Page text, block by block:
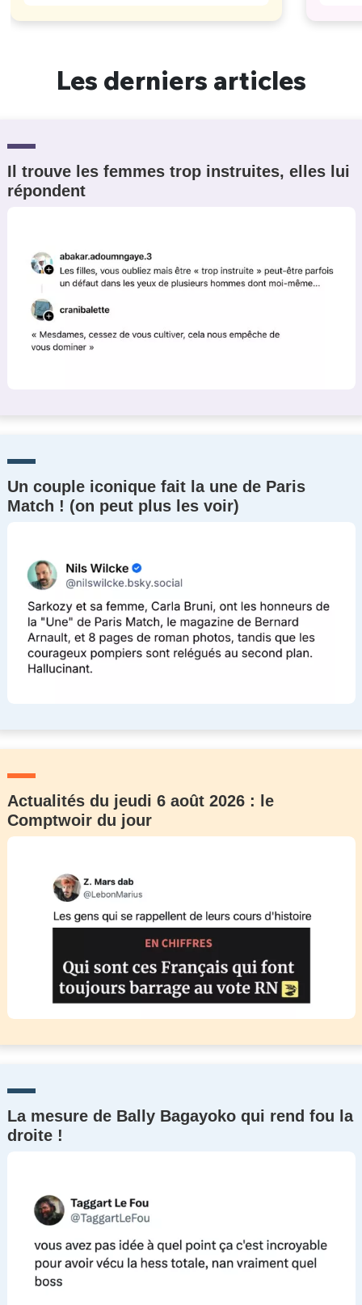
Les derniers articles
Il trouve les femmes trop instruites, elles lui
répondent
Un couple iconique fait la une de Paris
Match ! (on peut plus les voir)
Actualités du jeudi 6 août 2026 : le
Comptwoir du jour
La mesure de Bally Bagayoko qui rend fou la
droite !